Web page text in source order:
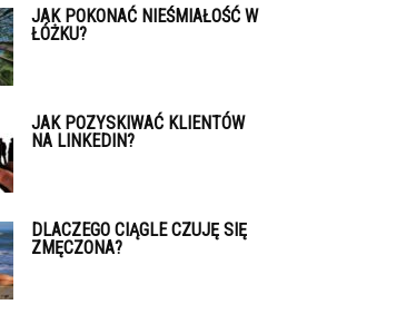
JAK POKONAĆ NIEŚMIAŁOŚĆ W
ŁÓŻKU?
JAK POZYSKIWAĆ KLIENTÓW
NA LINKEDIN?
DLACZEGO CIĄGLE CZUJĘ SIĘ
ZMĘCZONA?